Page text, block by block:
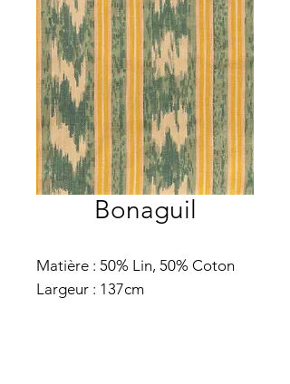
Bonaguil
Matière : 50% Lin, 50% Coton
Largeur : 137cm